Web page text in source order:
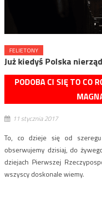
FELIETONY
Już kiedyś Polska
PODOBA CI SIĘ TO CO
11 stycznia 2017
To, co dzieje się od
obserwujemy dzisiaj, do
dziejach Pierwszej
wszyscy doskonale wiemy.